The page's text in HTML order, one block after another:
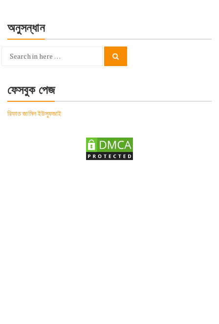
অনুসন্ধান
Search
ফেসবুক পেজ
রিফাত জামিল ইউসুফজাই